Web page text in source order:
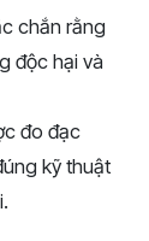
chắn rằng
độc hại và
đo đạc
kỹ thuật